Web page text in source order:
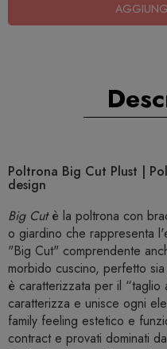
Poltrona Big Cut Plust |
design
Big Cutè la poltrona con
o giardino che rappresenta
"Big Cut" comprendente
morbido cuscino, perfetto
è caratterizzata per il “taglio
caratterizza e unisce ogni
family feeling estetico e
contract e provati dominati